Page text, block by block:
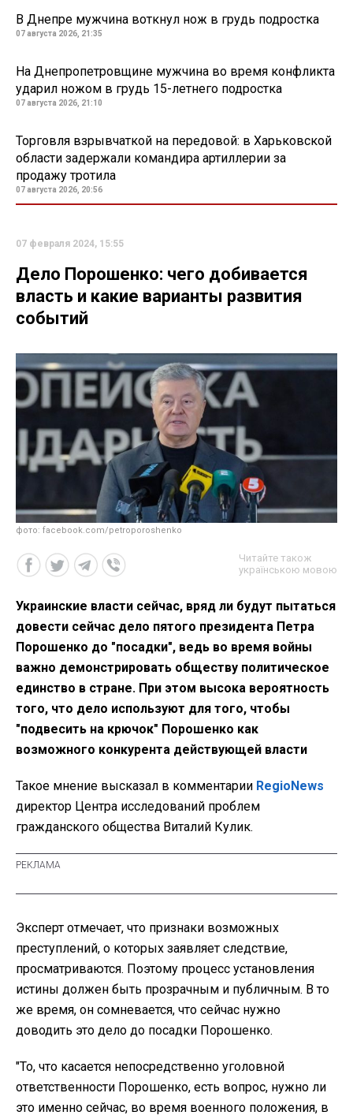
В Днепре мужчина воткнул нож в грудь подростка
07 августа 2026, 21:35
На Днепропетровщине мужчина во время конфликта
ударил ножом в грудь 15-летнего подростка
07 августа 2026, 21:10
Торговля взрывчаткой на передовой: в Харьковской
области задержали командира артиллерии за
продажу тротила
07 августа 2026, 20:56
07 февраля 2024, 15:55
Дело Порошенко: чего добивается
власть и какие варианты развития
событий
фото: facebook.com/petroporoshenko
Читайте також
українською мовою
Украинские власти сейчас, вряд ли будут пытаться
довести сейчас дело пятого президента Петра
Порошенко до "посадки", ведь во время войны
важно демонстрировать обществу политическое
единство в стране. При этом высока вероятность
того, что дело используют для того, чтобы
"подвесить на крючок" Порошенко как
возможного конкурента действующей власти
Такое мнение высказал в комментарии RegioNews
директор Центра исследований проблем
гражданского общества Виталий Кулик.
Эксперт отмечает, что признаки возможных
преступлений, о которых заявляет следствие,
просматриваются. Поэтому процесс установления
истины должен быть прозрачным и публичным. В то
же время, он сомневается, что сейчас нужно
доводить это дело до посадки Порошенко.
"То, что касается непосредственно уголовной
ответственности Порошенко, есть вопрос, нужно ли
это именно сейчас, во время военного положения, в